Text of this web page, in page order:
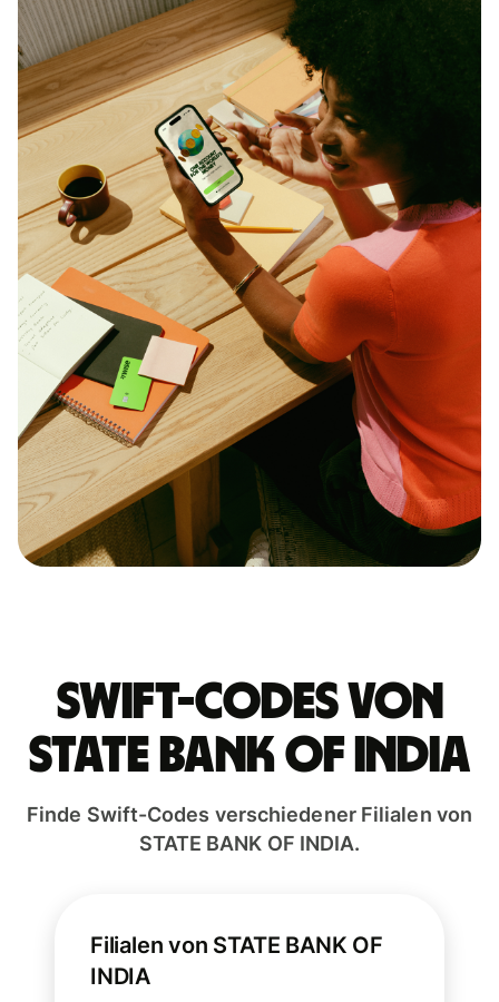
Swift-Codes von
STATE BANK OF INDIA
Finde Swift-Codes verschiedener Filialen von
STATE BANK OF INDIA.
Filialen von STATE BANK OF
INDIA